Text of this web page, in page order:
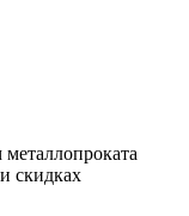
скидках